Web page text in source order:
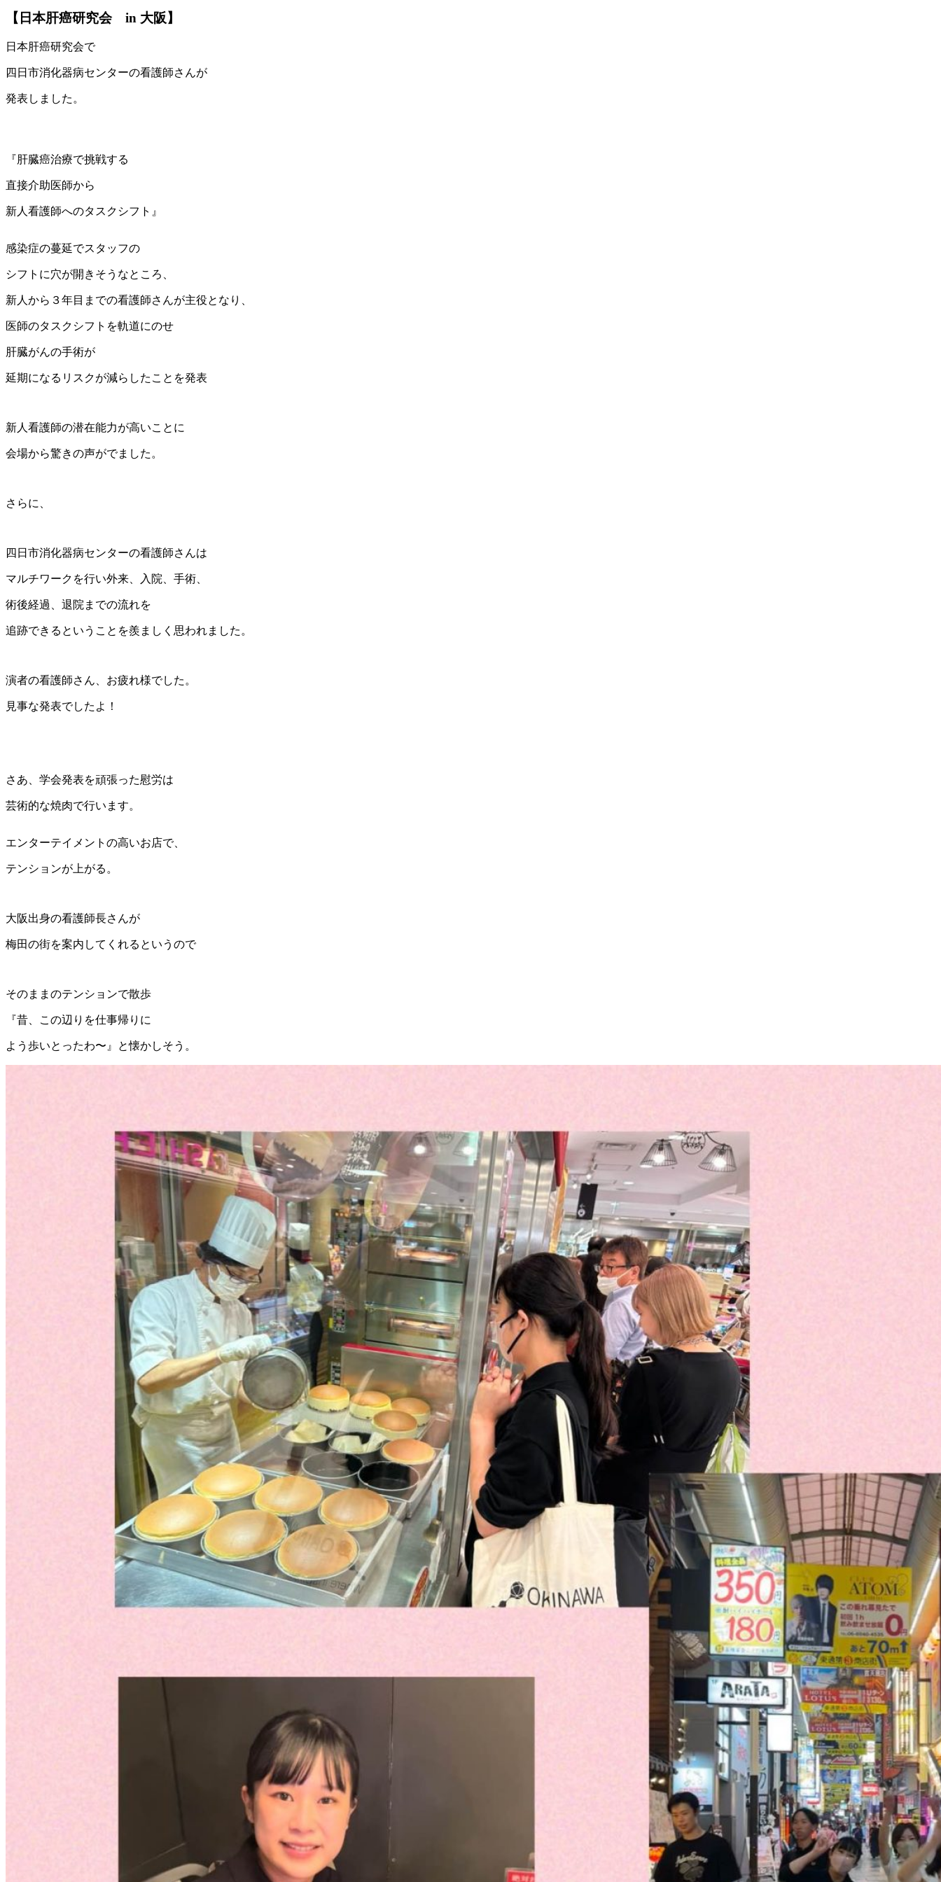
【日本肝癌研究会 in 大阪】
日本肝癌研究会で
四日市消化器病センターの看護師さんが
発表しました。
『肝臓癌治療で挑戦する
直接介助医師から
新人看護師へのタスクシフト』
感染症の蔓延でスタッフの
シフトに穴が開きそうなところ、
新人から３年目までの看護師さんが主役となり、
医師のタスクシフトを軌道にのせ
肝臓がんの手術が
延期になるリスクが減らしたことを発表
新人看護師の潜在能力が高いことに
会場から驚きの声がでました。
さらに、
四日市消化器病センターの看護師さんは
マルチワークを行い外来、入院、手術、
術後経過、退院までの流れを
追跡できるということを羨ましく思われました。
演者の看護師さん、お疲れ様でした。
見事な発表でしたよ！
さあ、学会発表を頑張った慰労は
芸術的な焼肉で行います。
エンターテイメントの高いお店で、
テンションが上がる。
大阪出身の看護師長さんが
梅田の街を案内してくれるというので
そのままのテンションで散歩
『昔、この辺りを仕事帰りに
よう歩いとったわ〜』と懐かしそう。